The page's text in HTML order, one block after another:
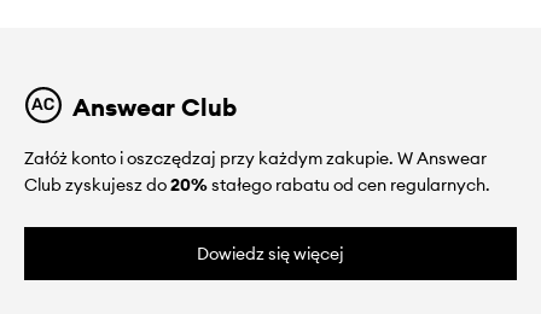
Answear Club
Załóż konto i oszczędzaj przy każdym zakupie. W Answear
Club zyskujesz do20%stałego rabatu od cen regularnych.
Dowiedz się więcej